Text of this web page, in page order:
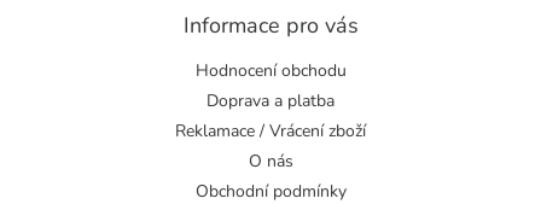
Informace pro vás
Hodnocení obchodu
Doprava a platba
Reklamace / Vrácení zboží
O nás
Obchodní podmínky